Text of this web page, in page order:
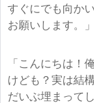
すぐにでも向か
お願いします。
「こんにちは！
けども？実は結
だいぶ埋まって